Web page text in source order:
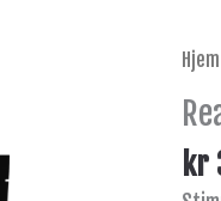
Hjem
kr
Real
-
500g
antall